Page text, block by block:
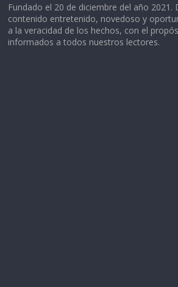
Fundado el 20 de diciembre del año 2021.
contenido entretenido, novedoso y
a la veracidad de los hechos, con el
informados a todos nuestros lectores.